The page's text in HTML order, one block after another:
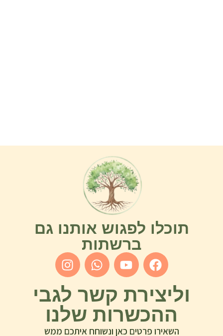
תוכלו לפגוש אותנו גם
ברשתות
וליצירת קשר לגבי
ההכשרות שלנו
השאירו פרטים כאן ונשוחח איתכם ממש